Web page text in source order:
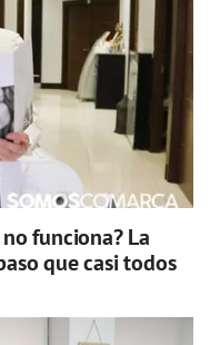
funciona? La
que casi todos